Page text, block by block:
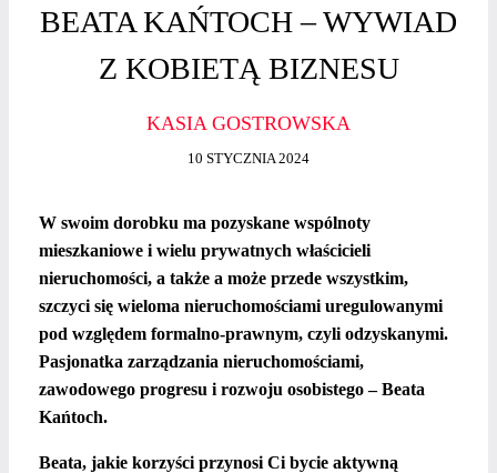
BEATA KAŃTOCH – WYWIAD
Z KOBIETĄ BIZNESU
KASIA GOSTROWSKA
10 STYCZNIA 2024
W swoim dorobku ma pozyskane wspólnoty
mieszkaniowe i wielu prywatnych właścicieli
nieruchomości, a także a może przede wszystkim,
szczyci się wieloma nieruchomościami uregulowanymi
pod względem formalno-prawnym, czyli odzyskanymi.
Pasjonatka zarządzania nieruchomościami,
zawodowego progresu i rozwoju osobistego – Beata
Kańtoch.
Beata, jakie korzyści przynosi Ci bycie aktywną